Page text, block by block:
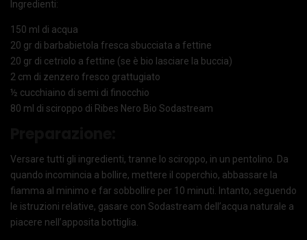
Ingredienti:
150 ml di acqua
20 gr di barbabietola fresca sbucciata a fettine
20 gr di cetriolo a fettine (se è bio lasciare la buccia)
2 cm di zenzero fresco grattugiato
½ cucchiaino di semi di finocchio
80 ml di sciroppo di Ribes Nero Bio Sodastream
Versare tutti gli ingredienti, tranne lo sciroppo, in un pentolino. Da
quando incomincia a bollire, mettere il coperchio, abbassare la
fiamma al minimo e far sobbollire per 10 minuti. Intanto, seguendo
le istruzioni relative, gasare con Sodastream dell’acqua naturale a
piacere nell’apposita bottiglia.